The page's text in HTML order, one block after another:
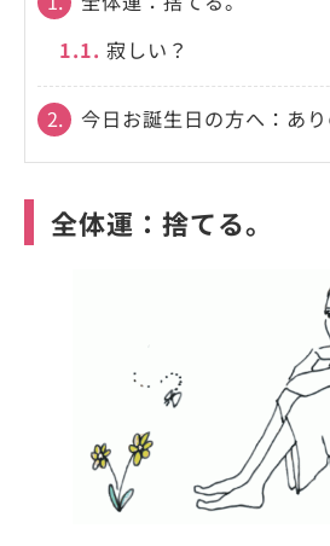
1.1. 寂しい？
2. 今日お誕生日の方へ：あり
全体運：捨てる。